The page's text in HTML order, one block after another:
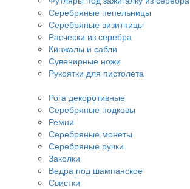
Серебряные пепельницы
Серебряные визитницы
Расчески из серебра
Кинжалы и сабли
Сувенирные ножи
Рукоятки для пистолета
Рога декоротивные
Серебряные подковы
Ремни
Серебряные монеты
Серебряные ручки
Заколки
Ведра под шампанское
Свистки